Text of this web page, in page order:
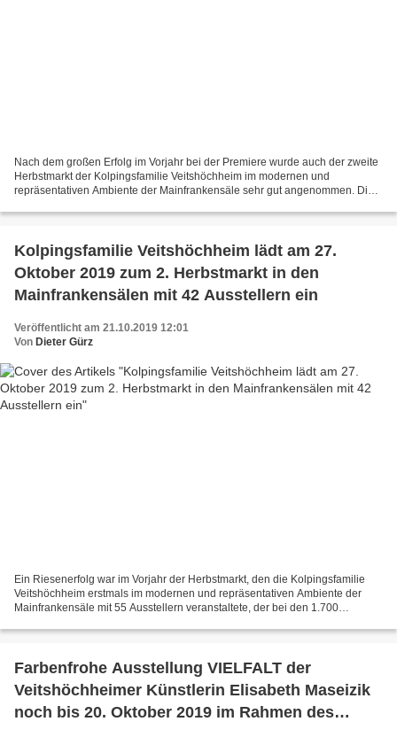
Nach dem großen Erfolg im Vorjahr bei der Premiere wurde auch der zweite
Herbstmarkt der Kolpingsfamilie Veitshöchheim im modernen und
repräsentativen Ambiente der Mainfrankensäle sehr gut angenommen. Die
Kolpingsfamilie Veitshöchheim lädt am 27.
Oktober 2019 zum 2. Herbstmarkt in den
Mainfrankensälen mit 42 Ausstellern ein
Veröffentlicht am 21.10.2019 12:01
Von Dieter Gürz
Ein Riesenerfolg war im Vorjahr der Herbstmarkt, den die Kolpingsfamilie
Veitshöchheim erstmals im modernen und repräsentativen Ambiente der
Mainfrankensäle mit 55 Ausstellern veranstaltete, der bei den 1.700
Farbenfrohe Ausstellung VIELFALT der
Veitshöchheimer Künstlerin Elisabeth Maseizik
noch bis 20. Oktober 2019 im Rahmen des